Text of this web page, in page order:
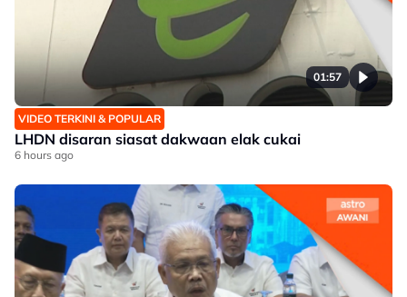
01:57
VIDEO TERKINI & POPULAR
LHDN disaran siasat dakwaan elak cukai
6 hours ago